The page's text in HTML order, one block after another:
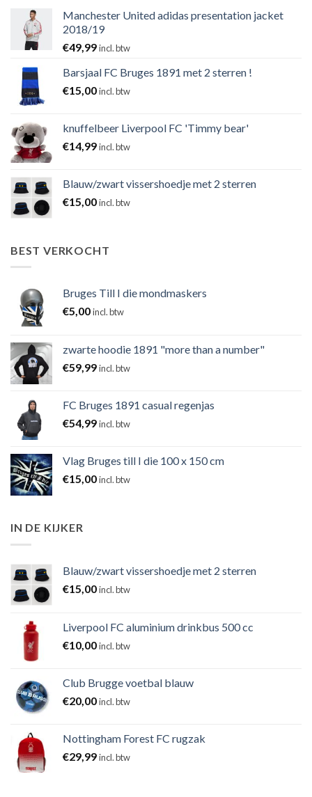
Manchester United adidas presentation jacket
2018/19
€49,99incl. btw
Barsjaal FC Bruges 1891 met 2 sterren !
€15,00incl. btw
knuffelbeer Liverpool FC 'Timmy bear'
€14,99incl. btw
Blauw/zwart vissershoedje met 2 sterren
€15,00incl. btw
BEST VERKOCHT
Bruges Till I die mondmaskers
€5,00incl. btw
zwarte hoodie 1891 "more than a number"
€59,99incl. btw
FC Bruges 1891 casual regenjas
€54,99incl. btw
Vlag Bruges till I die 100 x 150 cm
€15,00incl. btw
IN DE KIJKER
Blauw/zwart vissershoedje met 2 sterren
€15,00incl. btw
Liverpool FC aluminium drinkbus 500 cc
€10,00incl. btw
Club Brugge voetbal blauw
€20,00incl. btw
Nottingham Forest FC rugzak
€29,99incl. btw